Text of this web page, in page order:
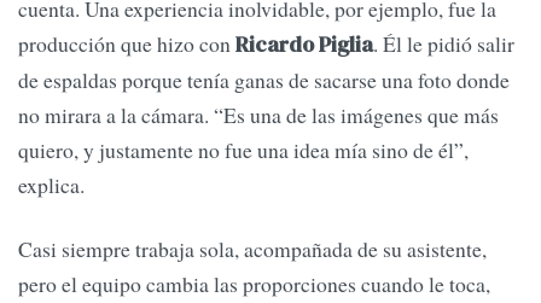
cuenta. Una experiencia inolvidable, por ejemplo, fue la
producción que hizo conRicardo Piglia. Él le pidió salir
de espaldas porque tenía ganas de sacarse una foto donde
no mirara a la cámara. “Es una de las imágenes que más
quiero, y justamente no fue una idea mía sino de él”,
explica.
Casi siempre trabaja sola, acompañada de su asistente,
pero el equipo cambia las proporciones cuando le toca,